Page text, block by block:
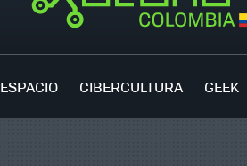
ESPACIO CIBERCULTURA GEEK